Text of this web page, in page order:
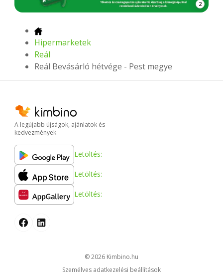
2
Hipermarketek
Reál
Reál Bevásárló hétvége - Pest megye
A legújabb újságok, ajánlatok és
kedvezmények
Letöltés:
Letöltés:
Letöltés:
© 2026
kimbino.hu
Személyes adatkezelési beállítások